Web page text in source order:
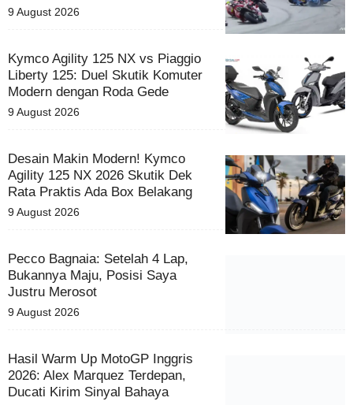
9 August 2026
Kymco Agility 125 NX vs Piaggio
Liberty 125: Duel Skutik Komuter
Modern dengan Roda Gede
9 August 2026
Desain Makin Modern! Kymco
Agility 125 NX 2026 Skutik Dek
Rata Praktis Ada Box Belakang
9 August 2026
Pecco Bagnaia: Setelah 4 Lap,
Bukannya Maju, Posisi Saya
Justru Merosot
9 August 2026
Hasil Warm Up MotoGP Inggris
2026: Alex Marquez Terdepan,
Ducati Kirim Sinyal Bahaya